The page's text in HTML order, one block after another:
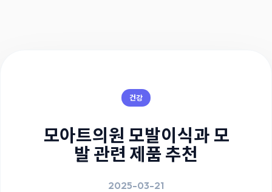
건강
모아트의원 모발이식과 모
발 관련 제품 추천
2025-03-21